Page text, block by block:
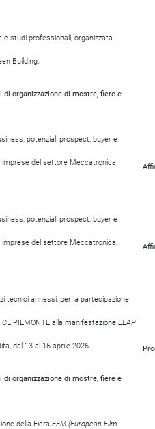
studi professionali, organizzata
Building.
di organizzazione di mostre, fiere e
potenziali prospect, buyer e
imprese del settore Meccatronica.
potenziali prospect, buyer e
imprese del settore Meccatronica.
tecnici annessi, per la partecipazione
alla manifestazione LEAP
dal 13 al 16 aprile 2026.
di organizzazione di mostre, fiere e
della Fiera EFM (European Film